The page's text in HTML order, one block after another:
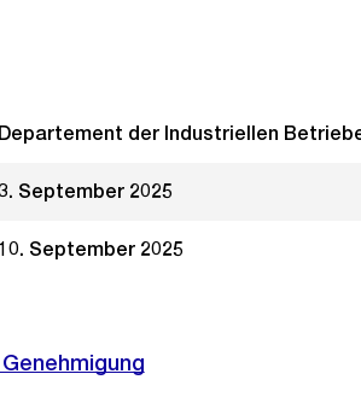
Departement der Industriellen
September 2025
10. September 2025